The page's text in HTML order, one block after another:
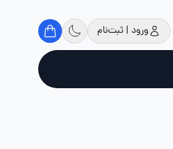
ورود | ثبت‌نام